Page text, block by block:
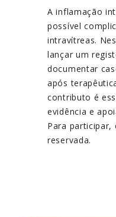
A inflamação
possível
intravítreas.
lançar um
documentar
após
contributo é
evidência e
Para participar,
reservada.